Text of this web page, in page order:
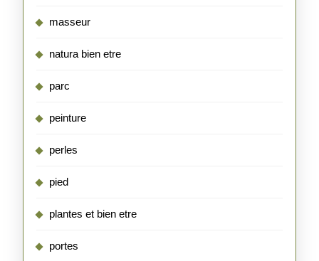
masseur
natura bien etre
parc
peinture
perles
pied
plantes et bien etre
portes